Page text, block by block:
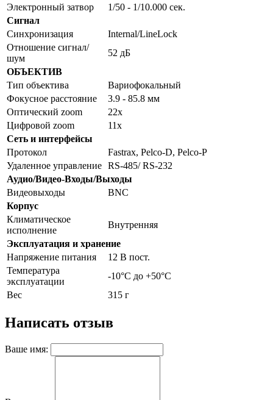
Электронный затвор
1/50 - 1/10.000 сек.
Сигнал
Синхронизация
Internal/LineLock
Отношение сигнал/
шум
52 дБ
ОБЪЕКТИВ
Тип объектива
Вариофокальный
Фокусное расстояние
3.9 - 85.8 мм
Оптический zoom
22х
Цифровой zoom
11х
Сеть и интерфейсы
Протокол
Fastrax, Pelco-D, Pelco-P
Удаленное управление RS-485/ RS-232
Аудио/Видео-Входы/Выходы
Видеовыходы
BNC
Корпус
Климатическое
исполнение
Внутренняя
Эксплуатация и хранение
Напряжение питания
12 В пост.
Температура
эксплуатации
-10°С до +50°С
Вес
315 г
Написать отзыв
Ваше имя: